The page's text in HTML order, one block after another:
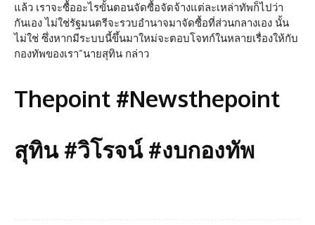
แล้ว เราจะซื้ออะไรขั้นตอนจัดซื้อจัดจ้างแต่ละเหล่าทัพก็ไปว่า
กันเอง ไม่ใช่รัฐมนตรีจะรวบอำนาจมาจัดซื้อที่ส่วนกลางเอง นั้น
ไม่ใช่ ซึ่งหากมีระบบนี้ขึ้นมาใหม่จะตอบโจทก์ในหลายเรื่องให้กับ
กองทัพของเรา”นายสุทิน กล่าว
Thepoint #Newsthepoint
สุทิน #วิโรจน์ #งบกองทัพ